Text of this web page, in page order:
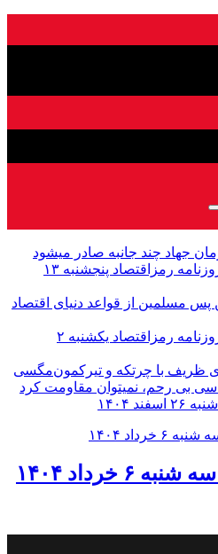
جهاد چند جانبه صادر میشود
ویژه نامه جنگ رمضان روزنامه رمزاقتصاد پنجشنبه ۱۳
مسلمین از قواعد دنیاى اقتصاد
ویژه نامه جنگ رمضان روزنامه رمزاقتصاد یکشنبه ۲
ظریف با چرتکه و تیرکمون‌مگسی
بی رحم، نمیتوان مقاومت کرد
۱۴۰۴
خرداد ۱۴۰۴